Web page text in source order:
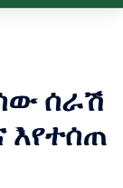
ሰራሽ
እየተሰጠ